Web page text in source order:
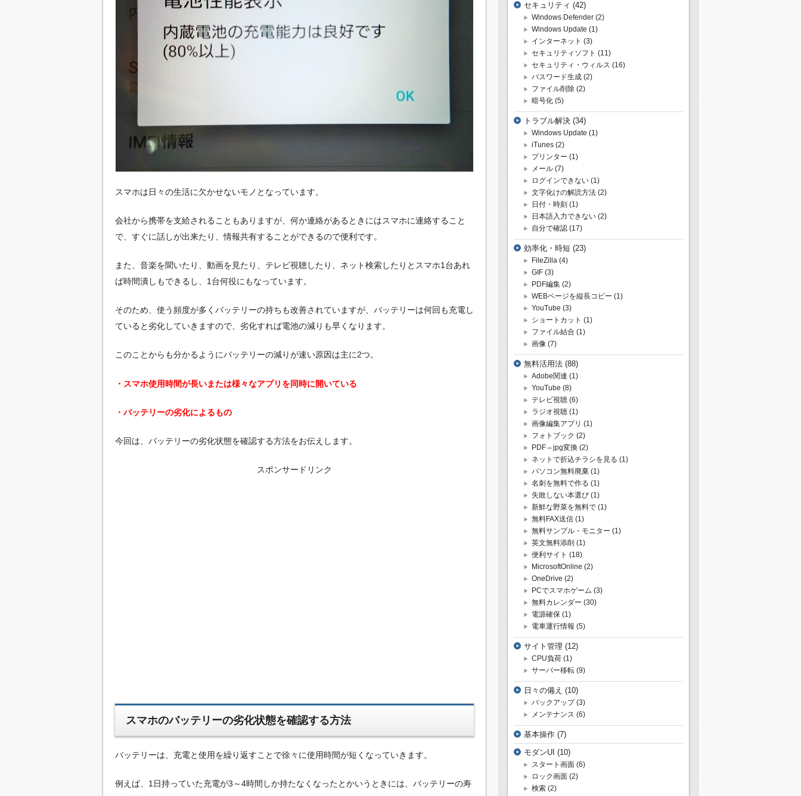
スマホは日々の生活に欠かせないモノとなっています。
会社から携帯を支給されることもありますが、何か連絡があるときにはスマホに連絡すること
で、すぐに話しが出来たり、情報共有することができるので便利です。
また、音楽を聞いたり、動画を見たり、テレビ視聴したり、ネット検索したりとスマホ1台あれ
ば時間潰しもできるし、1台何役にもなっています。
そのため、使う頻度が多くバッテリーの持ちも改善されていますが、バッテリーは何回も充電し
ていると劣化していきますので、劣化すれば電池の減りも早くなります。
このことからも分かるようにバッテリーの減りが速い原因は主に2つ。
・スマホ使用時間が長いまたは様々なアプリを同時に開いている
・バッテリーの劣化によるもの
今回は、バッテリーの劣化状態を確認する方法をお伝えします。
スポンサードリンク
スマホのバッテリーの劣化状態を確認する方法
バッテリーは、充電と使用を繰り返すことで徐々に使用時間が短くなっていきます。
例えば、1日持っていた充電が3～4時間しか持たなくなったとかいうときには、バッテリーの寿
セキュリティ (42)
Windows Defender (2)
Windows Update (1)
インターネット (3)
セキュリティソフト (11)
セキュリティ・ウィルス (16)
パスワード生成 (2)
ファイル削除 (2)
暗号化 (5)
トラブル解決 (34)
Windows Update (1)
iTunes (2)
プリンター (1)
メール (7)
ログインできない (1)
文字化けの解読方法 (2)
日付・時刻 (1)
日本語入力できない (2)
自分で確認 (17)
効率化・時短 (23)
FileZilla (4)
GIF (3)
PDF編集 (2)
WEBページを縦長コピー (1)
YouTube (3)
ショートカット (1)
ファイル結合 (1)
画像 (7)
無料活用法 (88)
Adobe関連 (1)
YouTube (8)
テレビ視聴 (6)
ラジオ視聴 (1)
画像編集アプリ (1)
フォトブック (2)
PDF⇔jpg変換 (2)
ネットで折込チラシを見る (1)
パソコン無料廃棄 (1)
名刺を無料で作る (1)
失敗しない本選び (1)
新鮮な野菜を無料で (1)
無料FAX送信 (1)
無料サンプル・モニター (1)
英文無料添削 (1)
便利サイト (18)
MicrosoftOnline (2)
OneDrive (2)
PCでスマホゲーム (3)
無料カレンダー (30)
電源確保 (1)
電車運行情報 (5)
サイト管理 (12)
CPU負荷 (1)
サーバー移転 (9)
日々の備え (10)
バックアップ(3)
メンテナンス (6)
基本操作 (7)
モダンUI (10)
スタート画面 (6)
ロック画面 (2)
検索 (2)